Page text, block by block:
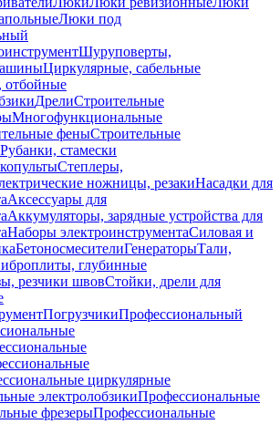
Люки под
Шуруповерты,
Циркулярные, сабельные
отбойные
ДрелиСтроительные
Многофункциональные
феныСтроительные
Рубанки, стамески
Степлеры,
ножницы, резакиНасадки для
Аксессуары для
Аккумуляторы, зарядные устройства для
Наборы электроинструментаСиловая и
БетоносмесителиГенераторыТали,
глубинные
резчики швовСтойки, дрели для
ПогрузчикиПрофессиональный
циркулярные
электролобзикиПрофессиональные
фрезерыПрофессиональные